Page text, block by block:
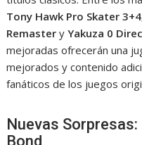
Tony Hawk Pro Skater 3+4
Remaster yYakuza 0
mejoradas ofrecerán una
mejorados y contenido
fanáticos de los juegos
Nuevas
Bond